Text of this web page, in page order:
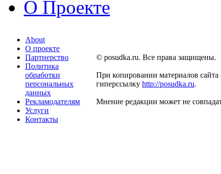
О Проекте
About
О проекте
Партнерство
Политика
обработки
персональных
данных
Рекламодателям
Услуги
Контакты
© posudka.ru. Все права защищены.
При копировании материалов сайта
гиперссылку http://posudka.ru.
Мнение редакции может не